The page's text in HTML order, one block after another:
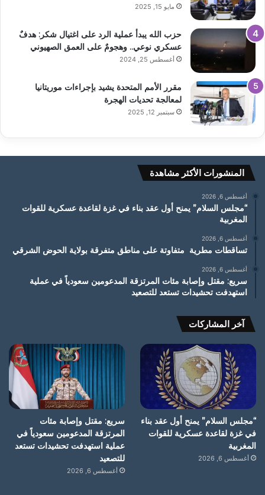
مايو 15, 2025
حزب الله يبدأ عملية الرد على اغتيال شكر: هدفٌ
عسكري نوعي.. وهجومٌ على العمق الصهيوني
أغسطس 25, 2024
مقرر الأمم المتحدة يشيد بإجراءات موريتانيا
لمعالجة تحديات الهجرة
سبتمبر 12, 2025
المنشورات الأكثر مشاهدة
أغسطس 6, 2026
“مجلس السلام” يمنح أول عقد بناء في غزة لقاعدة عسكرية للقوات
المغربية
أغسطس 6, 2026
تساقطات مطرية متفاوتة على مناطق متفرقة بولاية الحوض الشرقي
أغسطس 6, 2026
سريع: مقتل وإصابة مئات المرتزقة المدعومين سعودياً في عملية
استهدفت تحشيدات تستعد للتصعيد
آخر المشاركات
“مجلس السلام” يمنح أول عقد بناء
في غزة لقاعدة عسكرية للقوات
المغربية
أغسطس 6, 2026
سريع: مقتل وإصابة مئات
المرتزقة المدعومين سعودياً في
عملية استهدفت تحشيدات تستعد
للتصعيد
أغسطس 6, 2026